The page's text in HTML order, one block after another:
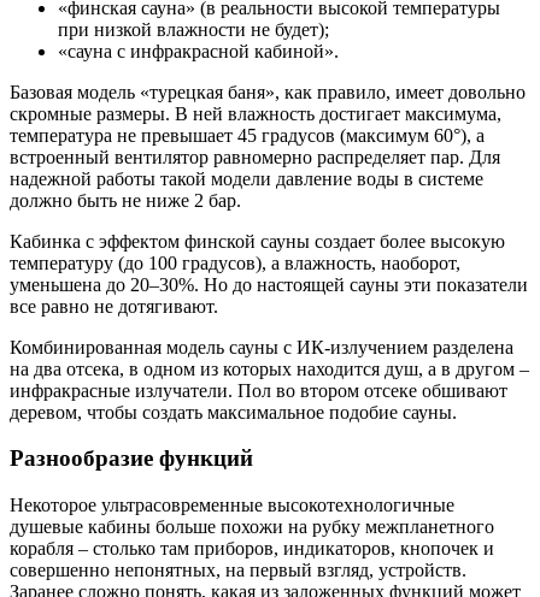
«финская сауна» (в реальности высокой температуры
при низкой влажности не будет);
«сауна с инфракрасной кабиной».
Базовая модель «турецкая баня», как правило, имеет довольно
скромные размеры. В ней влажность достигает максимума,
температура не превышает 45 градусов (максимум 60°), а
встроенный вентилятор равномерно распределяет пар. Для
надежной работы такой модели давление воды в системе
должно быть не ниже 2 бар.
Кабинка с эффектом финской сауны создает более высокую
температуру (до 100 градусов), а влажность, наоборот,
уменьшена до 20–30%. Но до настоящей сауны эти показатели
все равно не дотягивают.
Комбинированная модель сауны с ИК-излучением разделена
на два отсека, в одном из которых находится душ, а в другом –
инфракрасные излучатели. Пол во втором отсеке обшивают
деревом, чтобы создать максимальное подобие сауны.
Разнообразие функций
Некоторое ультрасовременные высокотехнологичные
душевые кабины больше похожи на рубку межпланетного
корабля – столько там приборов, индикаторов, кнопочек и
совершенно непонятных, на первый взгляд, устройств.
Заранее сложно понять, какая из заложенных функций может